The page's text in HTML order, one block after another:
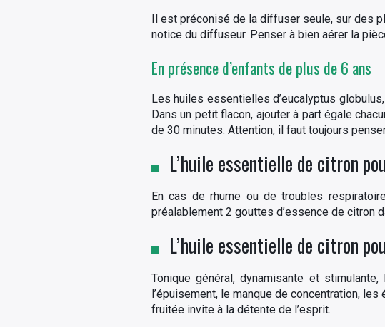
Il est préconisé de la diffuser seule, sur des
notice du diffuseur. Penser à bien aérer la
En présence d’enfants de plus de 6 ans
Les huiles essentielles d’eucalyptus
Dans un petit flacon, ajouter à part égale
de 30 minutes. Attention, il faut toujours
L’huile essentielle de citron
En cas de rhume ou de troubles
préalablement 2 gouttes d’essence de citron
L’huile essentielle de citron
Tonique général, dynamisante et
l’épuisement, le manque de concentration,
fruitée invite à la détente de l’esprit.